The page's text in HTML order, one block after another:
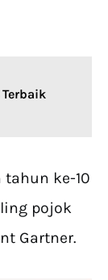
Terbaik
ke-10
pojok
Gartner.